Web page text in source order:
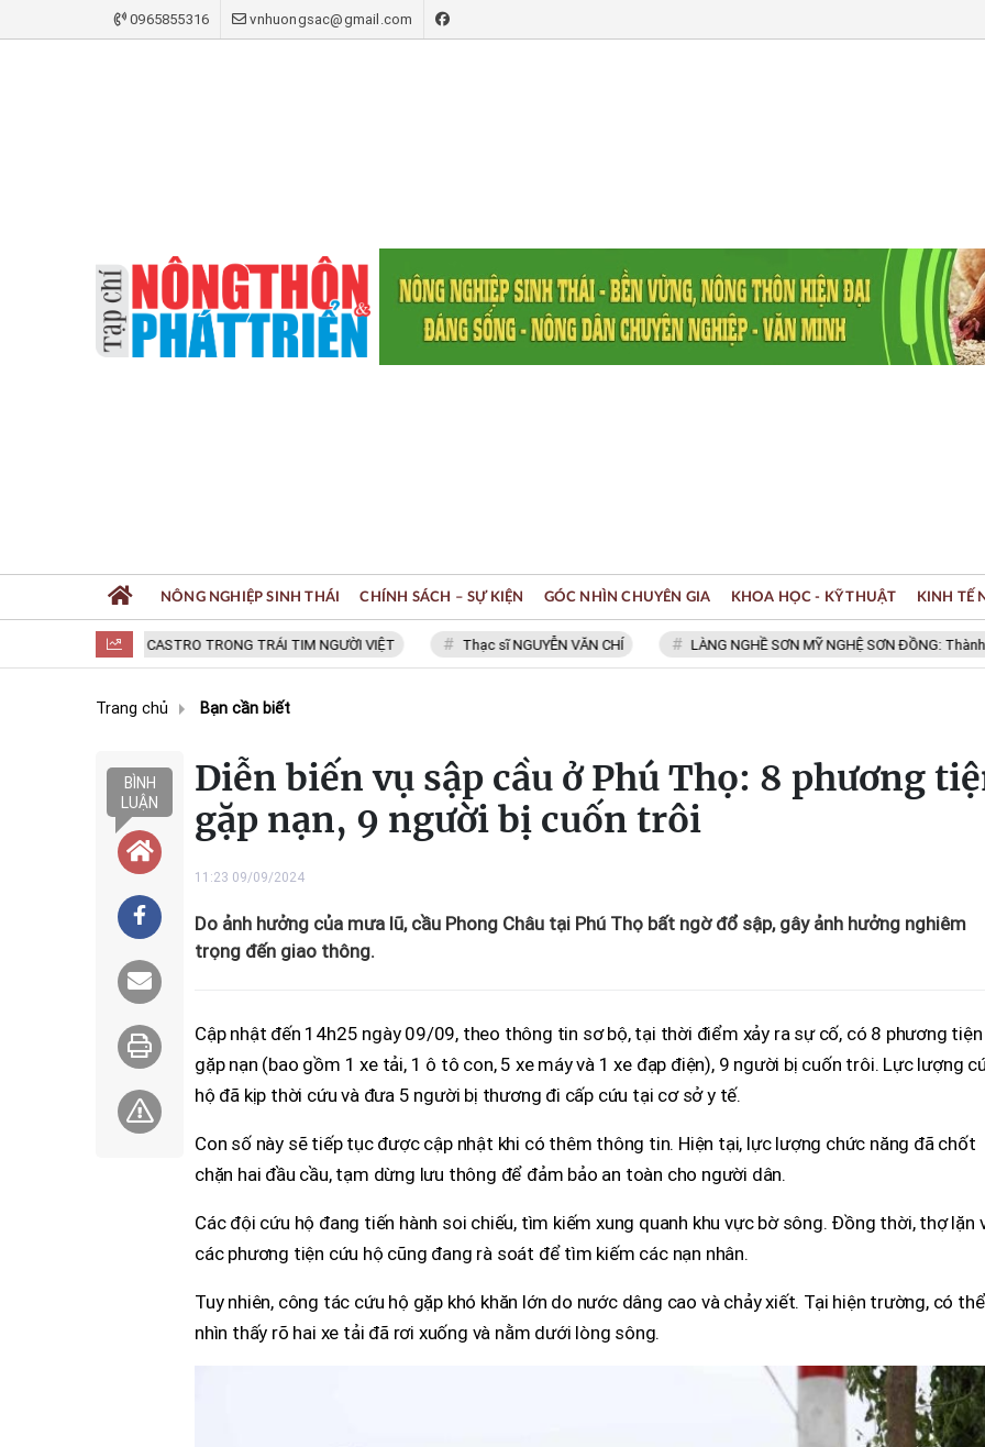
0965855316 vnhuongsac@gmail.com
FIDEL CASTRO TRONG TRÁI TIM NGƯỜI VIỆT Thạc sĩ NGUYỄN VĂN CHÍ LÀNG NGHỀ SƠN MỸ NGHỆ SƠN ĐỒNG: Thành
NÔNG NGHIỆP SINH THÁI CHÍNH SÁCH – SỰ KIỆN GÓC NHÌN CHUYÊN GIA KHOA HỌC - KỸ THUẬT KINH TẾ
Trang chủ Bạn cần biết
BÌNH
LUẬN
Diễn biến vụ sập cầu ở Phú Thọ: 8 phương
gặp nạn, 9 người bị cuốn trôi
11:23 09/09/2024
Do ảnh hưởng của mưa lũ, cầu Phong Châu tại Phú Thọ bất ngờ đổ sập, gây ảnh hưởng nghiêm
trọng đến giao thông.
Cập nhật đến 14h25 ngày 09/09, theo thông tin sơ bộ, tại thời điểm xảy ra sự cố, có 8 phương tiện
gặp nạn (bao gồm 1 xe tải, 1 ô tô con, 5 xe máy và 1 xe đạp điện), 9 người bị cuốn trôi. Lực lượng
hộ đã kịp thời cứu và đưa 5 người bị thương đi cấp cứu tại cơ sở y tế.
Con số này sẽ tiếp tục được cập nhật khi có thêm thông tin. Hiện tại, lực lượng chức năng đã chốt
chặn hai đầu cầu, tạm dừng lưu thông để đảm bảo an toàn cho người dân.
Các đội cứu hộ đang tiến hành soi chiếu, tìm kiếm xung quanh khu vực bờ sông. Đồng thời, thợ lặn
các phương tiện cứu hộ cũng đang rà soát để tìm kiếm các nạn nhân.
Tuy nhiên, công tác cứu hộ gặp khó khăn lớn do nước dâng cao và chảy xiết. Tại hiện trường, có thể
nhìn thấy rõ hai xe tải đã rơi xuống và nằm dưới lòng sông.